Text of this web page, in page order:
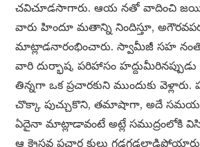
చవిచూడసాగారు. ఆయ నతో వాదించి
వారు హిందూ మతాన్ని నిందిస్తూ,
మాట్లాడనారంభించారు. స్వామీజీ సహ
వారి దుర్భాష, పరిహాసం
తిన్నగా ఒక ప్రచారకుని ముందుకు
చొక్కా పుచ్చుకొని, తమాషాగా, అదే
ఏదైనా మాట్లాడావంటే అట్లే సముద్రంలోకి
ఆ క్రైస్తవ ప్రచార కులు